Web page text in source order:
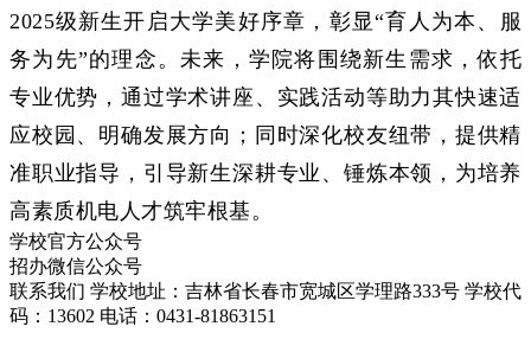
2025级新生开启大学美好序章，彰显“育人为本、服
务为先”的理念。未来，学院将围绕新生需求，依托
专业优势，通过学术讲座、实践活动等助力其快速适
应校园、明确发展方向；同时深化校友纽带，提供精
准职业指导，引导新生深耕专业、锤炼本领，为培养
高素质机电人才筑牢根基。
学校官方公众号
招办微信公众号
联系我们 学校地址：吉林省长春市宽城区学理路333号 学校代
码：13602 电话：0431-81863151